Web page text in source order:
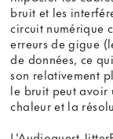
bruit et les
circuit numérique
erreurs de gigue
de données, ce
son relativement
le bruit peut avoir
chaleur et la